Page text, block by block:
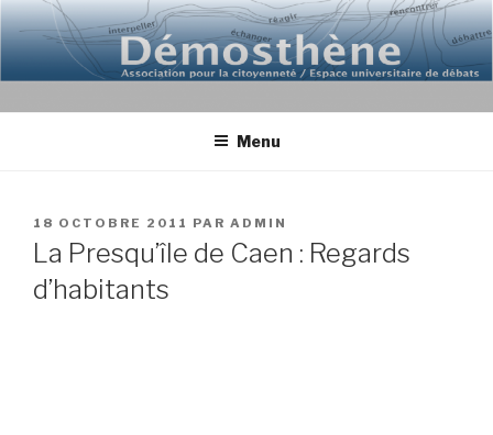
Aller
au
Menu
PUBLIÉ
LE
18 OCTOBRE 2011 PAR ADMIN
La Presqu’île de Caen : Regards
d’habitants